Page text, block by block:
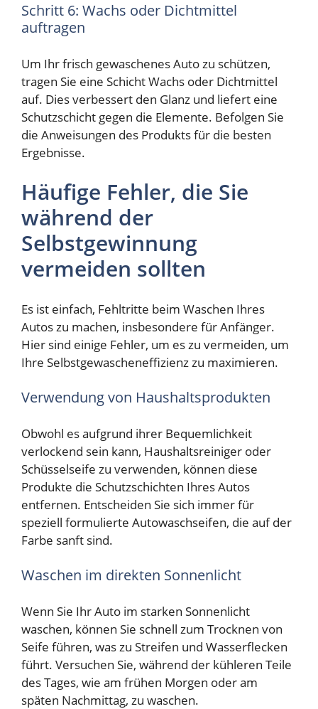
Schritt 6: Wachs oder Dichtmittel
auftragen
Um Ihr frisch gewaschenes Auto zu schützen,
tragen Sie eine Schicht Wachs oder Dichtmittel
auf. Dies verbessert den Glanz und liefert eine
Schutzschicht gegen die Elemente. Befolgen Sie
die Anweisungen des Produkts für die besten
Ergebnisse.
Häufige Fehler, die Sie
während der
Selbstgewinnung
vermeiden sollten
Es ist einfach, Fehltritte beim Waschen Ihres
Autos zu machen, insbesondere für Anfänger.
Hier sind einige Fehler, um es zu vermeiden, um
Ihre Selbstgewascheneffizienz zu maximieren.
Verwendung von Haushaltsprodukten
Obwohl es aufgrund ihrer Bequemlichkeit
verlockend sein kann, Haushaltsreiniger oder
Schüsselseife zu verwenden, können diese
Produkte die Schutzschichten Ihres Autos
entfernen. Entscheiden Sie sich immer für
speziell formulierte Autowaschseifen, die auf der
Farbe sanft sind.
Waschen im direkten Sonnenlicht
Wenn Sie Ihr Auto im starken Sonnenlicht
waschen, können Sie schnell zum Trocknen von
Seife führen, was zu Streifen und Wasserflecken
führt. Versuchen Sie, während der kühleren Teile
des Tages, wie am frühen Morgen oder am
späten Nachmittag, zu waschen.